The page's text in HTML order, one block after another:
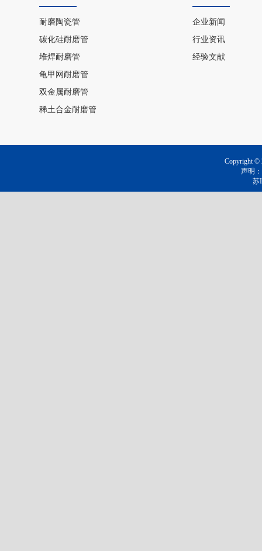
耐磨陶瓷管
碳化硅耐磨管
堆焊耐磨管
龟甲网耐磨管
双金属耐磨管
稀土合金耐磨管
企业新闻
行业资讯
经验文献
Copyright ©
声明
苏